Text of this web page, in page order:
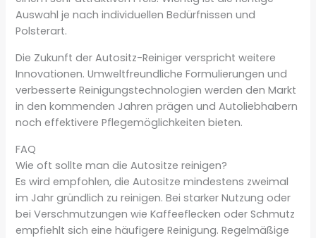
Auswahl je nach individuellen Bedürfnissen und
Polsterart.
Die Zukunft der Autositz-Reiniger verspricht weitere
Innovationen. Umweltfreundliche Formulierungen und
verbesserte Reinigungstechnologien werden den Markt
in den kommenden Jahren prägen und Autoliebhabern
noch effektivere Pflegemöglichkeiten bieten.
FAQ
Wie oft sollte man die Autositze reinigen?
Es wird empfohlen, die Autositze mindestens zweimal
im Jahr gründlich zu reinigen. Bei starker Nutzung oder
bei Verschmutzungen wie Kaffeeflecken oder Schmutz
empfiehlt sich eine häufigere Reinigung. Regelmäßige